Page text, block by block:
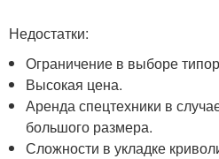
Недостатки:
Ограничение в выборе
Высокая цена.
Аренда спецтехники в
большого размера.
Сложности в укладке